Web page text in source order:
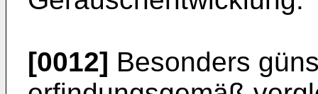
[0012] Besonders